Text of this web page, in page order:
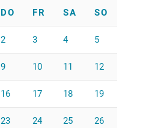
DO FR SA SO
2 3 4 5
9 10 11 12
16 17 18 19
23 24 25 26